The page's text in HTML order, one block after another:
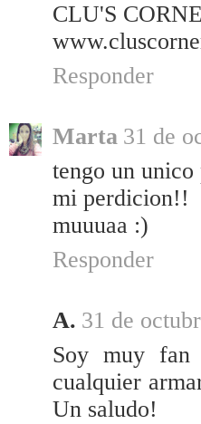
CLU'S
Responder
Marta 31 de
tengo un unico
mi perdicion!!
muuuaa :)
Responder
A. 31 de
Soy muy fan
cualquier
Un saludo!